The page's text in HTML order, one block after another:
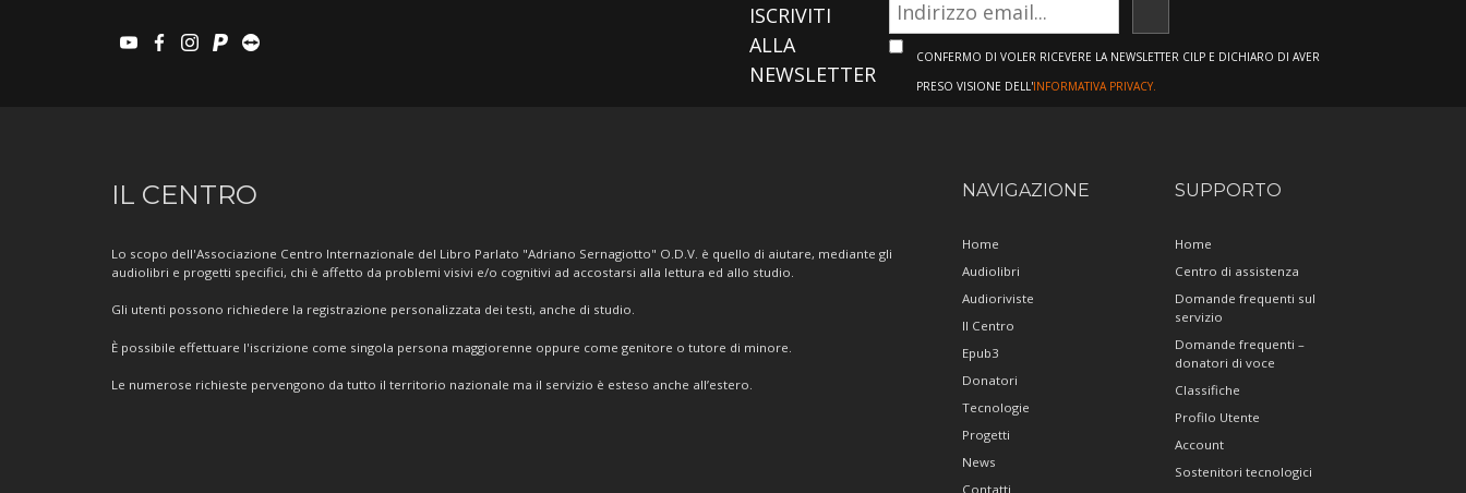
youtubefacebook
instagram
paypalteamviewer
ISCRIVITI
ALLA
NEWSLETTER
CONFERMO DI VOLER RICEVERE LA NEWSLETTER CILP E DICHIARO DI AVER
PRESO VISIONE DELL'INFORMATIVA PRIVACY.
Informazioni
IL CENTRO
Lo scopo dell'Associazione Centro Internazionale del Libro Parlato "Adriano Sernagiotto" O.D.V. è quello di aiutare, mediante gli
audiolibri e progetti specifici, chi è affetto da problemi visivi e/o cognitivi ad accostarsi alla lettura ed allo studio.
Gli utenti possono richiedere la registrazione personalizzata dei testi, anche di studio.
È possibile effettuare l'iscrizione come singola persona maggiorenne oppure come genitore o tutore di minore.
Le numerose richieste pervengono da tutto il territorio nazionale ma il servizio è esteso anche all’estero.
NAVIGAZIONE
Home
Audiolibri
Audioriviste
Il Centro
Epub3
Donatori
Tecnologie
Progetti
News
Contatti
SUPPORTO
Home
Centro di assistenza
Domande frequenti sul
servizio
Domande frequenti –
donatori di voce
Classifiche
Profilo Utente
Account
Sostenitori tecnologici